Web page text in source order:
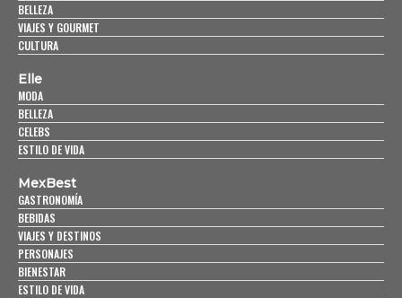
BELLEZA
VIAJES Y GOURMET
CULTURA
Elle
MODA
BELLEZA
CELEBS
ESTILO DE VIDA
MexBest
GASTRONOMÍA
BEBIDAS
VIAJES Y DESTINOS
PERSONAJES
BIENESTAR
ESTILO DE VIDA